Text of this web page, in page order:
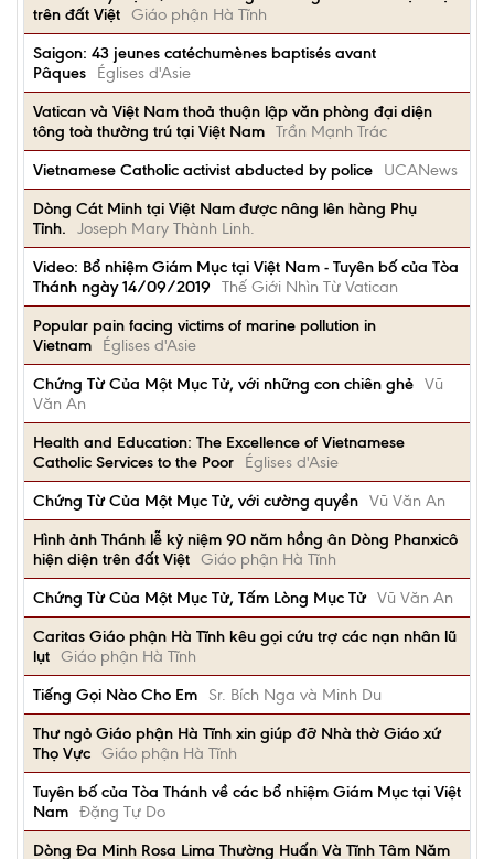
trên đất Việt Giáo phận Hà Tĩnh
Saigon: 43 jeunes catéchumènes baptisés avant
Pâques
Églises d'Asie
Vatican và Việt Nam thoả thuận lập văn phòng đại diện
tông toà thường trú tại Việt Nam Trần Mạnh Trác
Vietnamese Catholic activist abducted by police
UCANews
Dòng Cát Minh tại Việt Nam được nâng lên hàng Phụ
Tỉnh.
Joseph Mary Thành Linh.
Video: Bổ nhiệm Giám Mục tại Việt Nam - Tuyên bố của Tòa
Thánh ngày 14/09/2019
Thế Giới Nhìn Từ Vatican
Popular pain facing victims of marine pollution in
Vietnam
Églises d'Asie
Chứng Từ Của Một Mục Tử, với những con chiên ghẻ Vũ
Văn An
Health and Education: The Excellence of Vietnamese
Catholic Services to the Poor
Églises d'Asie
Chứng Từ Của Một Mục Tử, với cường quyền Vũ Văn An
Hình ảnh Thánh lễ kỷ niệm 90 năm hồng ân Dòng Phanxicô
hiện diện trên đất Việt Giáo phận Hà Tĩnh
Chứng Từ Của Một Mục Tử, Tấm Lòng Mục Tử Vũ Văn An
Caritas Giáo phận Hà Tĩnh kêu gọi cứu trợ các nạn nhân lũ
lụt Giáo phận Hà Tĩnh
Tiếng Gọi Nào Cho Em
Sr. Bích Nga và Minh Du
Thư ngỏ Giáo phận Hà Tĩnh xin giúp đỡ Nhà thờ Giáo xứ
Thọ Vực Giáo phận Hà Tĩnh
Tuyên bố của Tòa Thánh về các bổ nhiệm Giám Mục tại Việt
Nam Đặng Tự Do
Dòng Đa Minh Rosa Lima Thường Huấn Và Tĩnh Tâm Năm